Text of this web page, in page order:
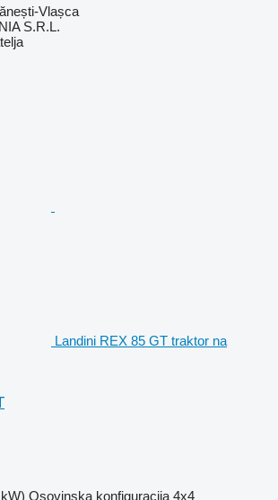
Vlașca
S.R.L.
Landini REX 85 GT traktor na
Osovinska konfiguracija 4x4